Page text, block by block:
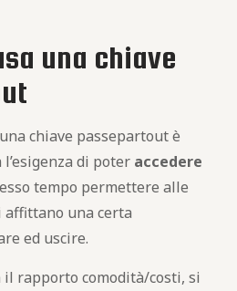
una chiave
chiave passepartout è
di poter accedere
tempo permettere alle
una certa
ed uscire.
rapporto comodità/costi, si